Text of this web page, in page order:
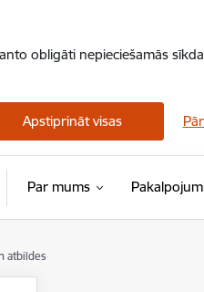
obligāti nepieciešamās
Apstiprināt visas
Par mums
atbildes